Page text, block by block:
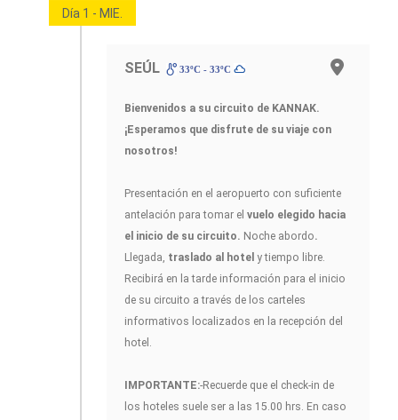
Día 1 - MIE.
SEÚL 33ºC - 33ºC
Bienvenidos a su circuito de KANNAK.
¡Esperamos que disfrute de su viaje con
nosotros!
Presentación en el aeropuerto con suficiente
antelación para tomar el vuelo elegido hacia
el inicio de su circuito. Noche abordo.
Llegada, traslado al hotel y tiempo libre.
Recibirá en la tarde información para el inicio
de su circuito a través de los carteles
informativos localizados en la recepción del
hotel.
IMPORTANTE:-Recuerde que el check-in de
los hoteles suele ser a las 15.00 hrs. En caso